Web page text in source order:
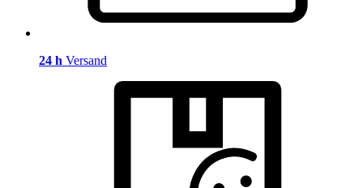
24 h Versand